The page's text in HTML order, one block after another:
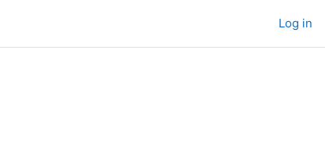
Log in